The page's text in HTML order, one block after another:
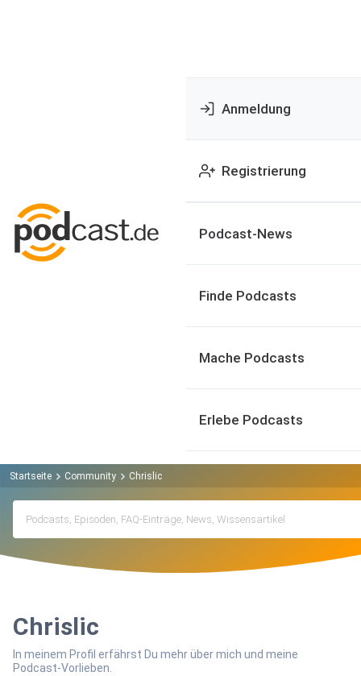
Anmeldung
Registrierung
Podcast-News
Finde Podcasts
Mache Podcasts
Erlebe Podcasts
Startseite Community Chrislic
Chrislic
In meinem Profil erfährst Du mehr über mich und meine
Podcast-Vorlieben.